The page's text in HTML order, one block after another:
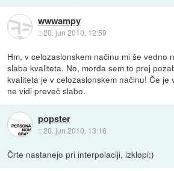
wwwampy
::20. jun 2010, 12:59
Hm, v celozaslonskem načinu mi še vedno
slaba kvaliteta. No, morda sem to prej
kvaliteta je v celozaslonskem načinu! Če je
ne vidi preveč slabo.
popster
::20. jun 2010, 13:16
Črte nastanejo pri interpolaciji, izklopi;)